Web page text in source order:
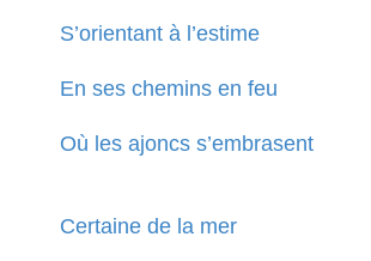
S’orientant à l’estime
En ses chemins en feu
Où les ajoncs s’embrasent
Certaine de la mer